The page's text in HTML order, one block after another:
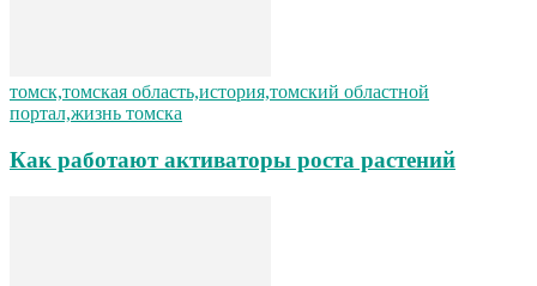
томск,томская область,история,томский областной
портал,жизнь томска
Как работают активаторы роста растений